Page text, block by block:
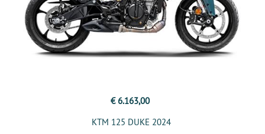
€ 6.163,00
KTM 125 DUKE 2024